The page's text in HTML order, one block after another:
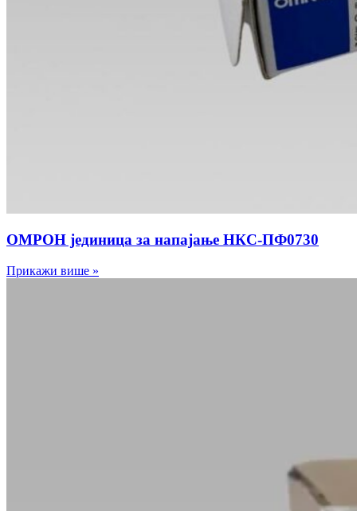
ОМРОН јединица за напајање НКС-ПФ0730
Прикажи више »